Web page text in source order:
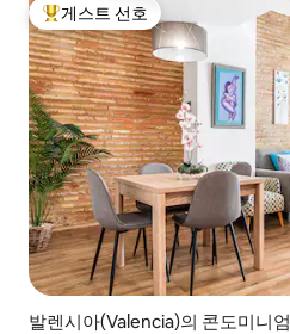
상위 게스트 선호
게스트 선호
발렌시아(Valencia)의 콘도미니엄